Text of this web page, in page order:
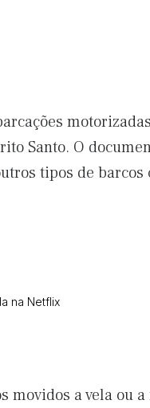
Santo. O
tipos de
na Netflix
a vela ou